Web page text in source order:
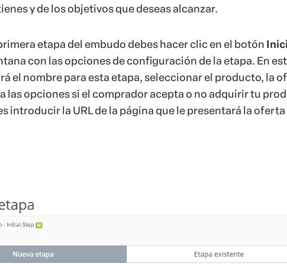
y de los objetivos que deseas alcanzar.
etapa del embudo debes hacer clic en el botón
con las opciones de configuración de la etapa. En
el nombre para esta etapa, seleccionar el producto, la
las opciones si el comprador acepta o no adquirir tu
introducir la URL de la página que le presentará la oferta